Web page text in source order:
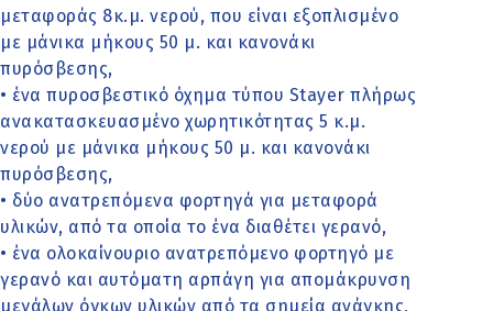
μεταφοράς 8κ.μ. νερού, που είναι εξοπλισμένο
με μάνικα μήκους 50 μ. και κανονάκι
πυρόσβεσης,
• ένα πυροσβεστικό όχημα τύπου Stayer πλήρως
ανακατασκευασμένο χωρητικότητας 5 κ.μ.
νερού με μάνικα μήκους 50 μ. και κανονάκι
πυρόσβεσης,
• δύο ανατρεπόμενα φορτηγά για μεταφορά
υλικών, από τα οποία το ένα διαθέτει γερανό,
• ένα ολοκαίνουριο ανατρεπόμενο φορτηγό με
γερανό και αυτόματη αρπάγη για απομάκρυνση
μεγάλων όγκων υλικών από τα σημεία ανάγκης,